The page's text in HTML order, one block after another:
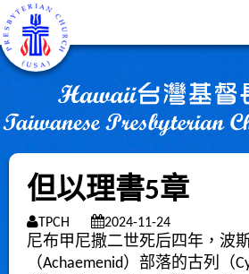
但以理書5章
TPCH 2024-11-24
尼布甲尼撒二世死后四年，波
（Achaemenid）部落的古列（